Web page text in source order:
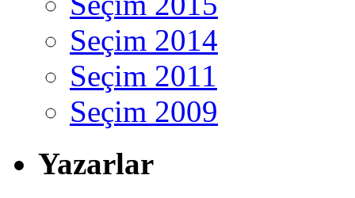
Seçim 2014
Seçim 2011
Seçim 2009
Yazarlar